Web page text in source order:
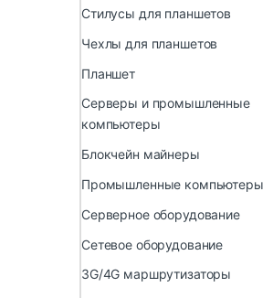
Стилусы для планшетов
Чехлы для планшетов
Планшет
Серверы и промышленные
компьютеры
Блокчейн майнеры
Промышленные компьютеры
Серверное оборудование
Сетевое оборудование
3G/4G маршрутизаторы